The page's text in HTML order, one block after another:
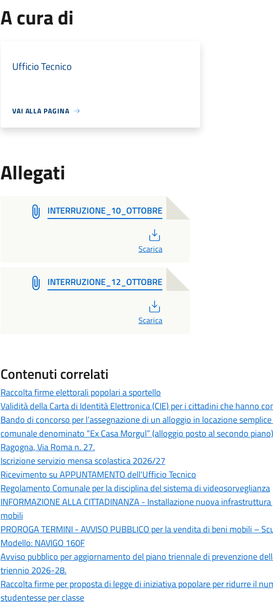
A cura di
Ufficio Tecnico
VAI ALLA PAGINA
Allegati
INTERRUZIONE_10_OTTOBRE
Scarica
INTERRUZIONE_12_OTTOBRE
Scarica
Contenuti correlati
Raccolta firme elettorali popolari a sportello
Validità della Carta di Identità Elettronica (CIE) per i cittadini che hanno
Bando di concorso per l’assegnazione di un alloggio in locazione
comunale denominato “Ex Casa Morgul” (alloggio posto al secondo
Ragogna, Via Roma n. 27.
Iscrizione servizio mensa scolastica 2026/27
Ricevimento su APPUNTAMENTO dell'Ufficio Tecnico
Regolamento Comunale per la disciplina del sistema di videosorveglianza
INFORMAZIONE ALLA CITTADINANZA - Installazione nuova
mobili
PROROGA TERMINI - AVVISO PUBBLICO per la vendita di beni mobili –
Modello: NAVIGO 160F
Avviso pubblico per aggiornamento del piano triennale di prevenzione
triennio 2026-28.
Raccolta firme per proposta di legge di iniziativa popolare per ridurre il
studentesse per classe